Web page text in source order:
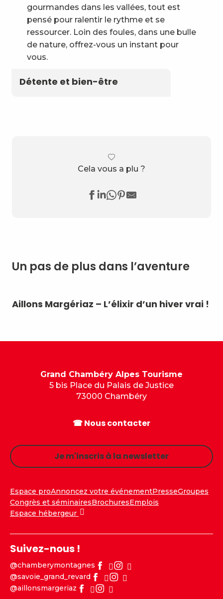
gourmandes dans les vallées, tout est
pensé pour ralentir le rythme et se
ressourcer. Loin des foules, dans une bulle
de nature, offrez-vous un instant pour
vous.
Détente et bien-être
Cela vous a plu ?
Un pas de plus dans l’aventure
Aillons Margériaz – L’élixir d’un hiver vrai !
Grand Chambéry Alpes Tourisme
5 bis Place du Palais de Justice
73000 Chambéry
☎ Nous contacter
Je m'inscris à la newsletter
Espace proAnnoncez votre événementPresseGroupes
Congrès et séminairesBrochuresEmplois
Espace hébergeur
Suivez-nous !
@chamberymontagnes
@savoie_grand_revard
@aillonsmargeriaz